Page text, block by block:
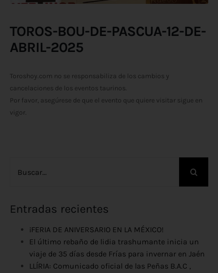
TOROS-BOU-DE-PASCUA-12-DE-
ABRIL-2025
Toroshoy.com no se responsabiliza de los cambios y
cancelaciones de los eventos taurinos.
Por favor, asegúrese de que el evento que quiere visitar sigue en
vigor.
Entradas recientes
¡FERIA DE ANIVERSARIO EN LA MÉXICO!
El último rebaño de lidia trashumante inicia un
viaje de 35 días desde Frías para invernar en Jaén
LLÍRIA: Comunicado oficial de las Peñas B.A.C ,